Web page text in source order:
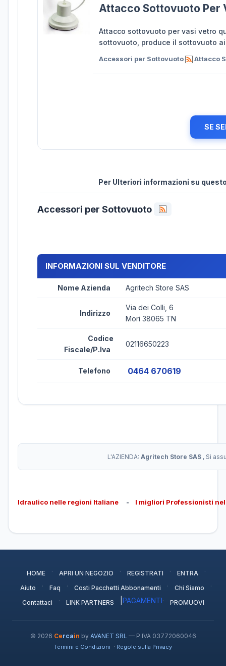
Attacco Sottovuoto Per
Attacco sottovuoto per vasi vetro
sottovuoto, produce il sottovuoto
Accessori per Sottovuoto Attacco
SE
Per Ulteriori informazioni su
Accessori per Sottovuoto
INFORMAZIONI SUL VENDITORE
Nome Azienda Agritech Store SAS
Indirizzo
Via dei Colli, 6
Mori 38065 TN
Codice
Fiscale/P.Iva
02116650223
Telefono 0464 670619
L'AZIENDA: Agritech Store SAS , Si
Idraulico nelle regioni Italiane - I migliori Professionisti
HOME · APRI UN NEGOZIO · REGISTRATI · ENTRA ·
Aiuto · Faq · Costi Pacchetti Abbonamenti · Chi Siamo ·
Contattaci · LINK PARTNERS PAGAMENTI· PROMUOVI
© 2026 Cercain by AVANET SRL — P.IVA 03772060046
Termini e Condizioni · Regole sulla Privacy